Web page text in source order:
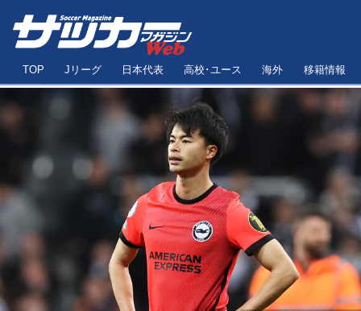
TOP Jリーグ 日本代表 高校･ユース 海外 移籍情報